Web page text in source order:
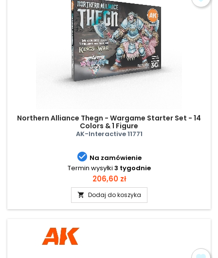
Northern Alliance Thegn - Wargame Starter Set - 14
Colors & 1 Figure
AK-Interactive 11771
 Na zamówienie
Termin wysyłki 3 tygodnie
Cena
206,60 zł
 Dodaj do koszyka